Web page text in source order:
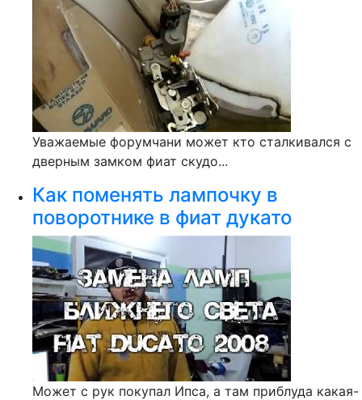
Уважаемые форумчани может кто сталкивался с
дверным замком фиат скудо...
Как поменять лампочку в
поворотнике в фиат дукато
Может с рук покупал Ипса, а там приблуда какая-